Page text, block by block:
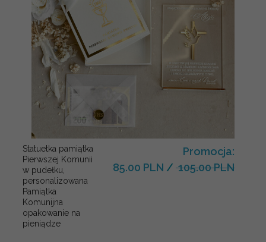
Statuetka pamiątka
Pierwszej Komunii
w pudełku,
personalizowana
Pamiątka
Komunijna
opakowanie na
pieniądze
Promocja:
85.00 PLN / 105.00 PLN